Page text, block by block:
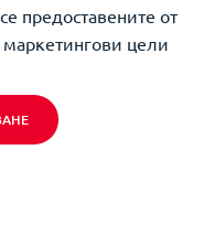
предоставените от
маркетингови цели